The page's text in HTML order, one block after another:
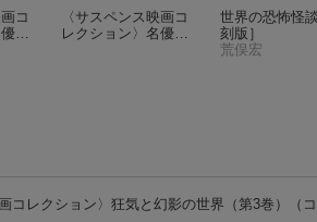
コ
が
〈サスペンス映画コ
レクション〉名優が
世界の恐怖怪
刻版］
荒俣宏
コレクション〉狂気と幻影の世界（第3巻）
（